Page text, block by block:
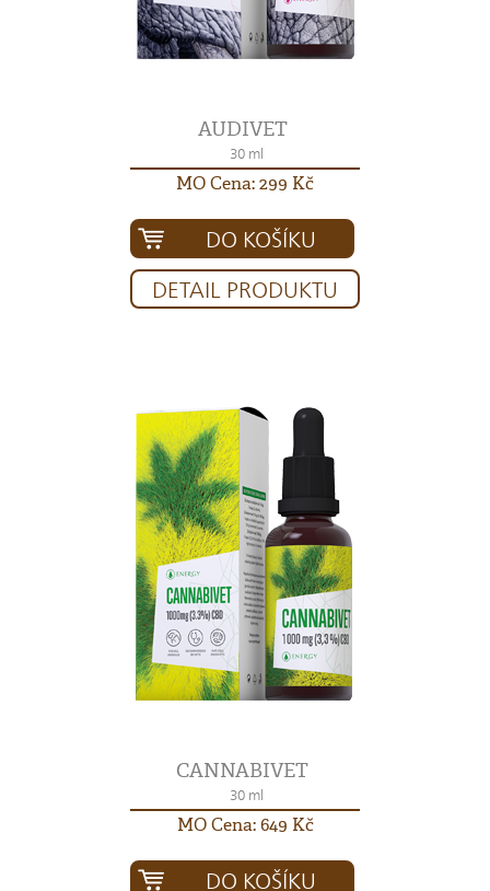
AUDIVET
30 ml
MO Cena: 299 Kč
DO KOŠÍKU
DETAIL PRODUKTU
CANNABIVET
30 ml
MO Cena: 649 Kč
DO KOŠÍKU